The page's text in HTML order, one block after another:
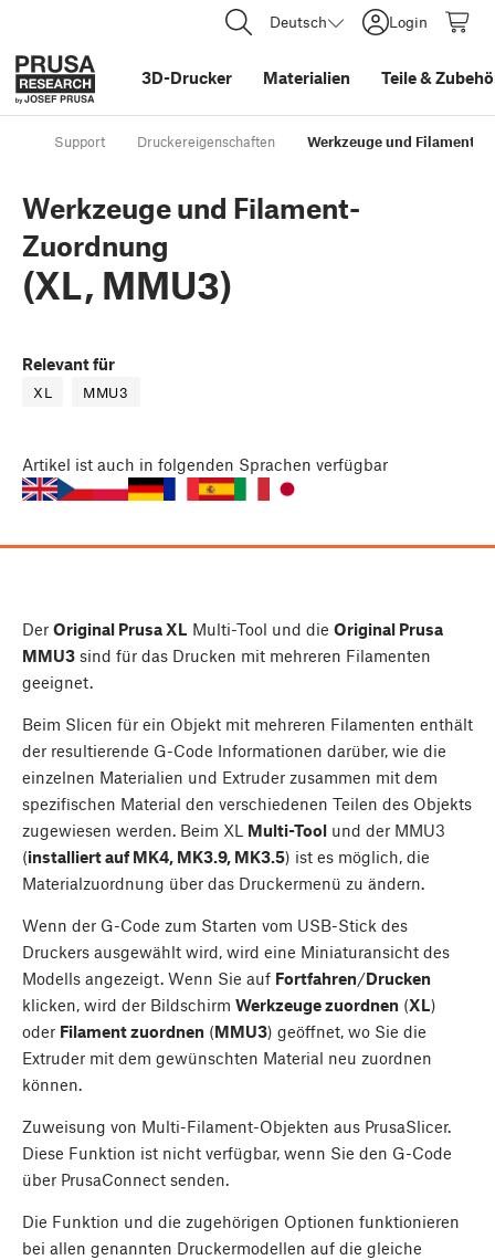
Deutsch Login
3D-Drucker Materialien Teile&
Support Druckereigenschaften Werkzeuge und Filament-
Werkzeuge und Filament-
Zuordnung
(XL, MMU3)
Relevant für
XL MMU3
Artikel ist auch in folgenden Sprachen verfügbar
Der Original Prusa XL Multi-Tool und die Original Prusa
MMU3 sind für das Drucken mit mehreren Filamenten
geeignet.
Beim Slicen für ein Objekt mit mehreren Filamenten enthält
der resultierende G-Code Informationen darüber, wie die
einzelnen Materialien und Extruder zusammen mit dem
spezifischen Material den verschiedenen Teilen des Objekts
zugewiesen werden. Beim XL Multi-Tool und der MMU3
(installiert auf MK4, MK3.9, MK3.5) ist es möglich, die
Materialzuordnung über das Druckermenü zu ändern.
Wenn der G-Code zum Starten vom USB-Stick des
Druckers ausgewählt wird, wird eine Miniaturansicht des
Modells angezeigt. Wenn Sie auf Fortfahren/Drucken
klicken, wird der Bildschirm Werkzeuge zuordnen (XL)
oder Filament zuordnen (MMU3) geöffnet, wo Sie die
Extruder mit dem gewünschten Material neu zuordnen
können.
Zuweisung von Multi-Filament-Objekten aus PrusaSlicer.
Diese Funktion ist nicht verfügbar, wenn Sie den G-Code
über PrusaConnect senden.
Die Funktion und die zugehörigen Optionen funktionieren
bei allen genannten Druckermodellen auf die gleiche